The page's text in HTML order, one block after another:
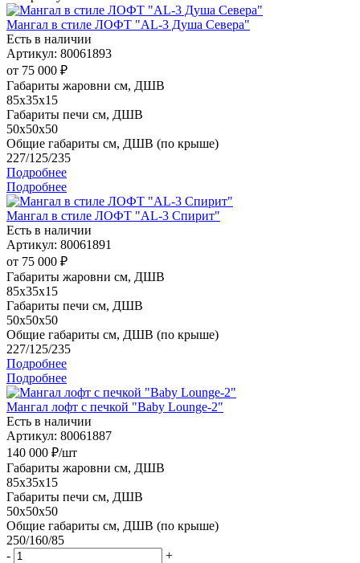
Мангал в стиле ЛОФТ "AL-3 Душа Севера"
Есть в наличии
Артикул: 80061893
от 75 000 ₽
Габариты жаровни см, ДШВ
85x35x15
Габариты печи см, ДШВ
50x50x50
Общие габариты см, ДШВ (по крыше)
227/125/235
Подробнее
Подробнее
Мангал в стиле ЛОФТ "AL-3 Спирит"
Есть в наличии
Артикул: 80061891
от 75 000 ₽
Габариты жаровни см, ДШВ
85x35x15
Габариты печи см, ДШВ
50x50x50
Общие габариты см, ДШВ (по крыше)
227/125/235
Подробнее
Подробнее
Мангал лофт с печкой "Baby Lounge-2"
Есть в наличии
Артикул: 80061887
140 000 ₽/шт
Габариты жаровни см, ДШВ
85x35x15
Габариты печи см, ДШВ
50x50x50
Общие габариты см, ДШВ (по крыше)
250/160/85
-
+